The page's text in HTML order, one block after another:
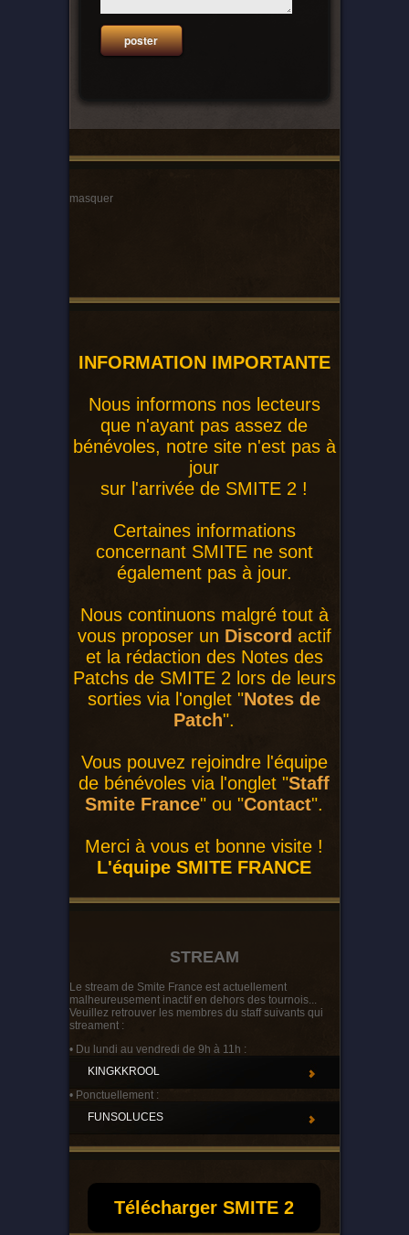
masquer
INFORMATION IMPORTANTE
Nous informons nos lecteurs
que n'ayant pas assez de
bénévoles, notre site n'est pas à
jour
sur l'arrivée de SMITE 2 !
Certaines informations
concernant SMITE ne sont
également pas à jour.
Nous continuons malgré tout à
vous proposer un Discord actif
et la rédaction des Notes des
Patchs de SMITE 2 lors de leurs
sorties via l'onglet "Notes de
Patch".
Vous pouvez rejoindre l'équipe
de bénévoles via l'onglet "Staff
Smite France" ou "Contact".
Merci à vous et bonne visite !
L'équipe SMITE FRANCE
STREAM
Le stream de Smite France est actuellement
malheureusement inactif en dehors des tournois...
Veuillez retrouver les membres du staff suivants qui
streament :
• Du lundi au vendredi de 9h à 11h :
KINGKKROOL
• Ponctuellement :
FUNSOLUCES
Télécharger SMITE 2